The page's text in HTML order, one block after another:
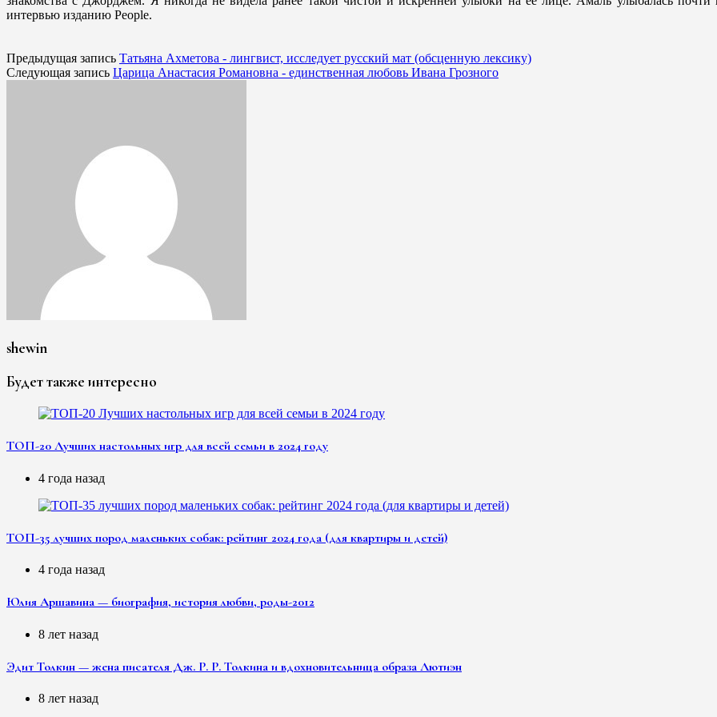
интервью изданию People.
Предыдущая запись Татьяна Ахметова - лингвист, исследует русский мат (обсценную лексику)
Следующая запись Царица Анастасия Романовна - единственная любовь Ивана Грозного
shewin
Будет также интересно
ТОП-20 Лучших настольных игр для всей семьи в 2024 году
4 года назад
ТОП-35 лучших пород маленьких собак: рейтинг 2024 года (для квартиры и детей)
4 года назад
Юлия Аршавина — биография, история любви, роды-2012
8 лет назад
Эдит Толкин — жена писателя Дж. Р. Р. Толкина и вдохновительница образа Лютиэн
8 лет назад